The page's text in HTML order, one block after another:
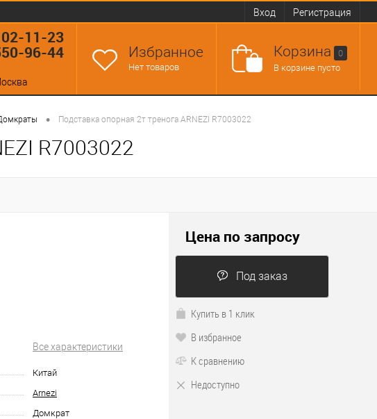
Вход Регистрация
11-23
96-44 Избранное
Нет товаров
Корзина
0
В корзине пусто
• Подставка опорная 2т тренога ARNEZI R7003022
R7003022
Все характеристики
Китай
Arnezi
Домкрат
Цена по запросу
Под заказ
Купить в 1 клик
В избранное
К сравнению
Недоступно